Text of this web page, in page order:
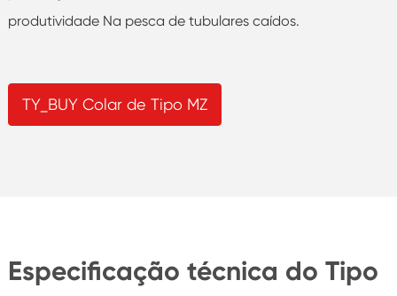
produtividade Na pesca de tubulares caídos.
TY_BUY Colar de Tipo MZ
Especificação técnica do Tipo